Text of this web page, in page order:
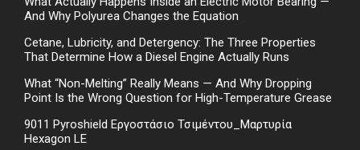
And Why Polyurea Changes the Equation
Cetane, Lubricity, and Detergency: The Three Properties
That Determine How a Diesel Engine Actually Runs
What “Non-Melting” Really Means — And Why Dropping
Point Is the Wrong Question for High-Temperature Grease
9011 Pyroshield Εργοστάσιο Τσιμέντου_Μαρτυρία
Hexagon LE